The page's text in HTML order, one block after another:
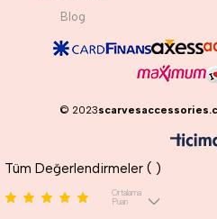
Blog
© 2023
Tüm Değerlendirmeler ( )
Ortalama
Puan